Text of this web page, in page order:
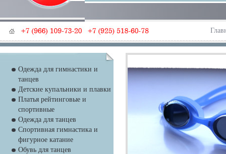
Одежда для гимнастики и
танцев
Детские купальники и плавки
Платья рейтинговые и
спортивные
Одежда для танцев
Спортивная гимнастика и
фигурное катание
Обувь для танцев